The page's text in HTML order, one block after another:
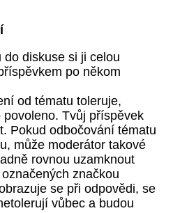
diskuse si ji celou
po někom
od tématu toleruje,
Tvůj příspěvek
Pokud odbočování tématu
může moderátor takové
rovnou uzamknout
značkou
se při odpovědi, se
vůbec a budou